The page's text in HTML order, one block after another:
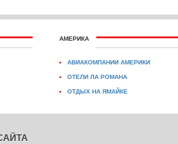
АМЕРИКА
АВИАКОМПАНИИ АМЕРИКИ
ОТЕЛИ ЛА РОМАНА
ОТДЫХ НА ЯМАЙКЕ